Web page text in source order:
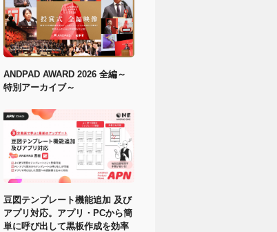
ANDPAD AWARD 2026 全編～
特別アーカイブ～
豆図テンプレート機能追加 及び
アプリ対応。アプリ・PCから簡
単に呼び出して黒板作成を効率